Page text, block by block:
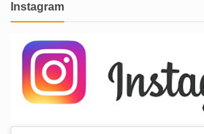
Instagram